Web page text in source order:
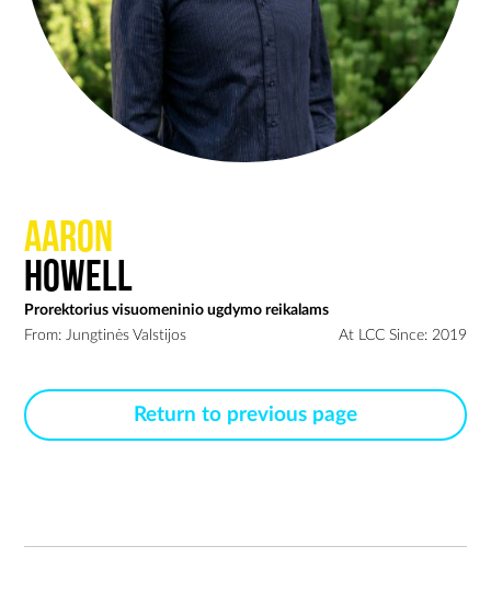
Aaron
Howell
Prorektorius visuomeninio ugdymo reikalams
From: Jungtinės Valstijos
At LCC Since: 2019
Return to previous page